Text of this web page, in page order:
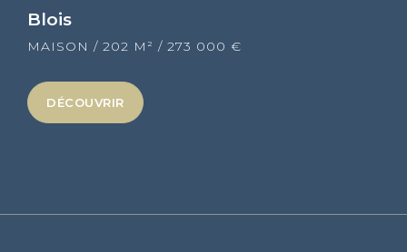
Blois
MAISON / 202 M² / 273 000 €
DÉCOUVRIR